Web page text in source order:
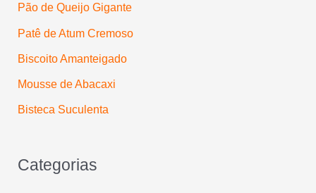
o
r
:
Pão de Queijo Gigante
Patê de Atum Cremoso
Biscoito Amanteigado
Mousse de Abacaxi
Bisteca Suculenta
Categorias